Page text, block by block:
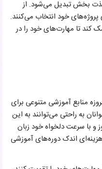
لذت بخش تبدیل می‌شود. از
پروژه‌های خود انتخاب می‌کنند.
کند تا مهارت‌های خود را در
منابع آموزشی متنوعی برای
به راحتی می‌توانند به این
و با سرعت دلخواه خود زبان
هزینه‌ای اندک دوره‌های آموزشی